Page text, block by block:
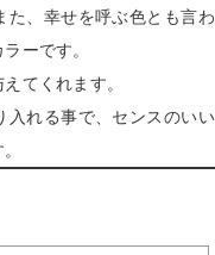
た、幸せを呼ぶ色とも言わ
ーです。
てくれます。
入れる事で、センスのいい